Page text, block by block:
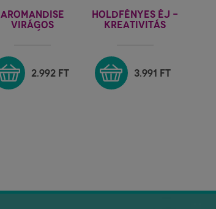
AROMANDISE
VIRÁGOS
FÜSTÖLŐTARTÓ
2.992 FT
HOLDFÉNYES ÉJ -
KREATIVITÁS
3.991 FT